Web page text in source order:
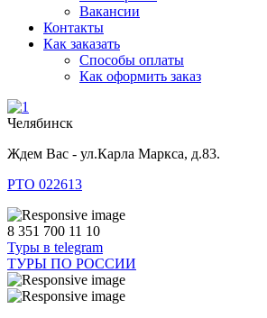
Вакансии
Контакты
Как заказать
Способы оплаты
Как оформить заказ
Челябинск
Ждем Вас - ул.Карла Маркса, д.83.
РТО 022613
8 351 700 11 10
Туры в telegram
ТУРЫ ПО РОССИИ